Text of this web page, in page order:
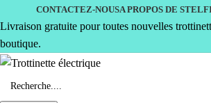
CONTACTEZ-NOUSA PROPOS DE
Livraison gratuite pour toutes nouvelles
boutique.